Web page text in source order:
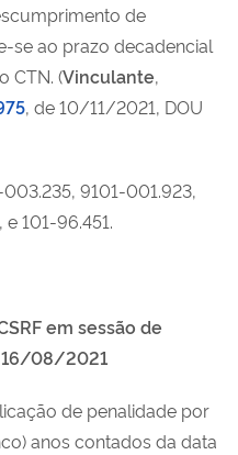
de
se ao prazo decadencial
CTN. (Vinculante,
, de 10/11/2021, DOU
9101-001.923,
101-96.451.
em sessão de
08/2021
de penalidade por
anos contados da data